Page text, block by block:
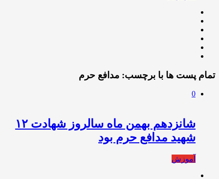
تمام پست ها با برچسب: مدافع حرم
0
شانزدهم بهمن ماه سالروز شهادت ۱۲
شهید مدافع حرم بود
آموزش